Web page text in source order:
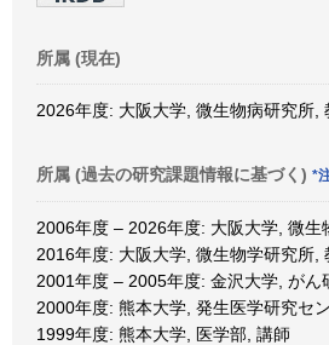
所属 (現在)
2026年度: 大阪大学, 微生物病研究所,
所属 (過去の研究課題情報に基づく) *
2006年度 – 2026年度: 大阪大学, 微生
2016年度: 大阪大学, 微生物学研究所,
2001年度 – 2005年度: 金沢大学, がん
2000年度: 熊本大学, 発生医学研究セ
1999年度: 熊本大学, 医学部, 講師